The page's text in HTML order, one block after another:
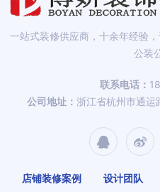
一站式装修供应商，十余年经验
公装
联系电话：
公司地址：浙江省杭州市通
店铺装修案例 设计团队